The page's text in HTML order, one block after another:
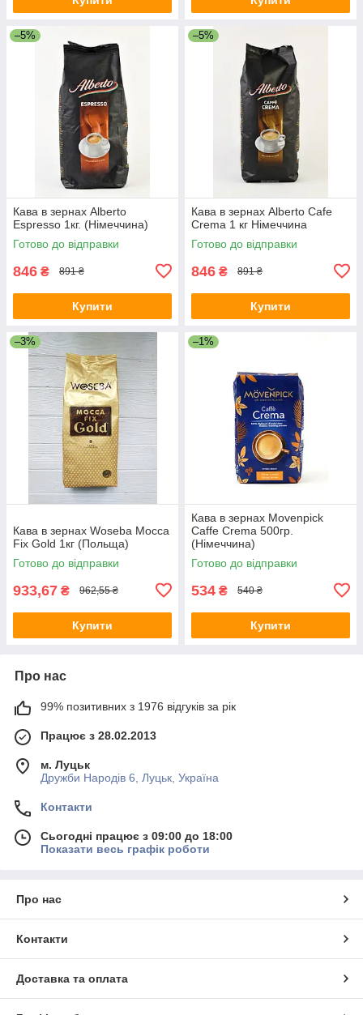
–5%
Кава в зернах Alberto
Espresso 1кг. (Німеччина)
Готово до відправки
846 ₴ 891 ₴
Купити
–5%
Кава в зернах Alberto Cafe
Crema 1 кг Німеччина
Готово до відправки
846 ₴ 891 ₴
Купити
–3%
Кава в зернах Woseba Mocca
Fix Gold 1кг (Польща)
Готово до відправки
933,67 ₴ 962,55 ₴
Купити
–1%
Кава в зернах Movenpick
Caffe Crema 500гр.
(Німеччина)
Готово до відправки
534 ₴ 540 ₴
Купити
Про нас
99% позитивних з 1976 відгуків за рік
Працює з 28.02.2013
м. Луцьк
Дружби Народів 6, Луцьк, Україна
Контакти
Сьогодні працює з 09:00 до 18:00
Показати весь графік роботи
Про нас
Контакти
Доставка та оплата